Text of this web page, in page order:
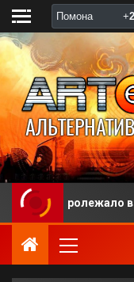
пролежало в морге